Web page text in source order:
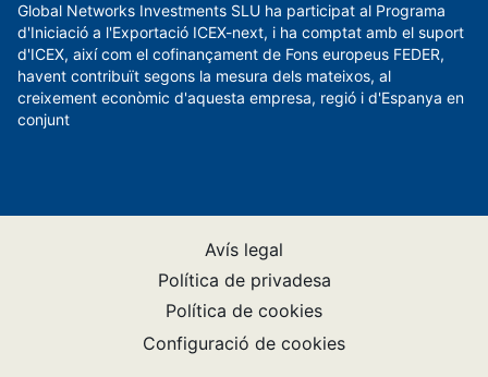
Global Networks Investments SLU ha participat al Programa
d'Iniciació a l'Exportació ICEX-next, i ha comptat amb el suport
d'ICEX, així com el cofinançament de Fons europeus FEDER,
havent contribuït segons la mesura dels mateixos, al
creixement econòmic d'aquesta empresa, regió i d'Espanya en
conjunt
Avís legal
Política de privadesa
Política de cookies
Configuració de cookies